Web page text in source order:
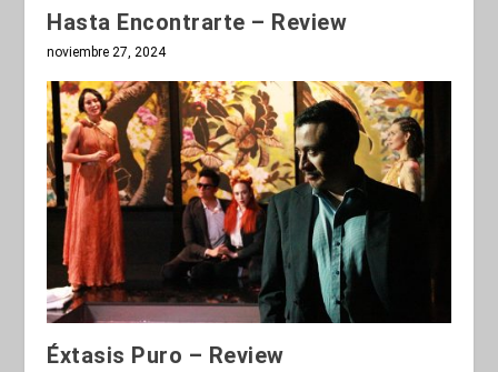
Hasta Encontrarte – Review
noviembre 27, 2024
Éxtasis Puro – Review